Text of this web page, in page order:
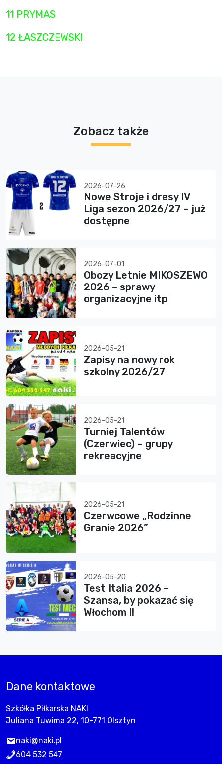
11 PRYMAS
12 ŁASZCZEWSKI
Zobacz także
2026-07-26
Nowe Stroje i dresy IV
Liga sezon 2026/27 – już
dostępne
2026-07-01
Obozy Letnie MIKOSZEWO
2026 – sprawy
organizacyjne itp
2026-05-21
Zapisy na nowy rok
szkolny 2026/27
2026-05-21
Turniej Talentów
(Czerwiec) – grupy
rekreacyjne
2026-05-21
Czerwcowe „Rodzinne
Granie 2026”
2026-05-20
Test Italia 2026 –
Szansa, by pokazać się
Włochom !!
Dane kontaktowe
Szkółka Piłkarska NAKI
Juliana Tuwima 22, 10-771 Olsztyn
naki@naki.pl
604 532 547